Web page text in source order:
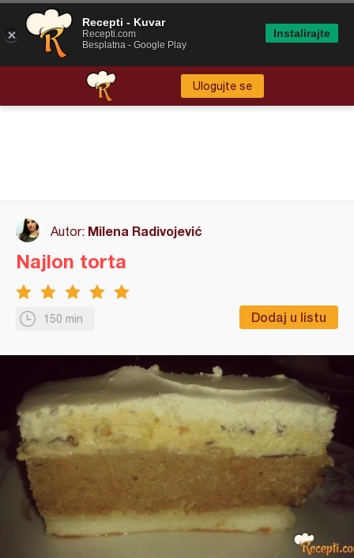
Ulogujte se
Autor: Milena Radivojević
150 min Dodaj u listu
Najlon torta
Recepti - Kuvar
Recepti.com
Besplatna - Google Play
Instalirajte